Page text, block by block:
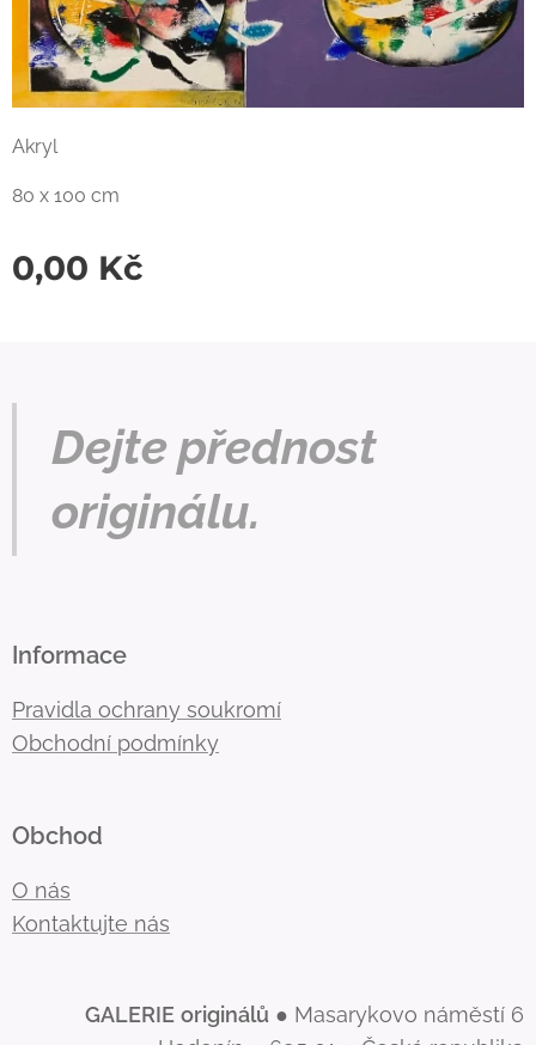
Akryl
80 x 100 cm
0,00 Kč
Dejte přednost
originálu.
Informace
Pravidla ochrany soukromí
Obchodní podmínky
Obchod
O nás
Kontaktujte nás
GALERIE originálů ● Masarykovo náměstí 6